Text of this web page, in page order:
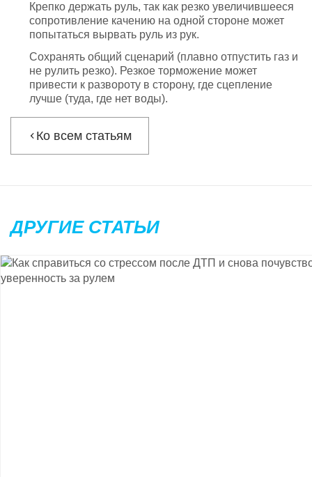
Крепко держать руль, так как резко увеличившееся
сопротивление качению на одной стороне может
попытаться вырвать руль из рук.
Сохранять общий сценарий (плавно отпустить газ и
не рулить резко). Резкое торможение может
привести к развороту в сторону, где сцепление
лучше (туда, где нет воды).
Ко всем статьям
ДРУГИЕ СТАТЬИ